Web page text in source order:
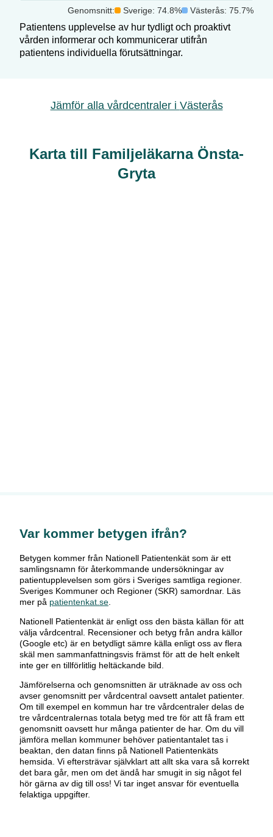
Genomsnitt: Sverige: 74.8% Västerås: 75.7%
Patientens upplevelse av hur tydligt och proaktivt
vården informerar och kommunicerar utifrån
patientens individuella förutsättningar.
Jämför alla vårdcentraler i Västerås
Karta till Familjeläkarna Önsta-
Gryta
Var kommer betygen ifrån?
Betygen kommer från Nationell Patientenkät som är ett
samlingsnamn för återkommande undersökningar av
patientupplevelsen som görs i Sveriges samtliga regioner.
Sveriges Kommuner och Regioner (SKR) samordnar. Läs
mer på patientenkat.se.
Nationell Patientenkät är enligt oss den bästa källan för att
välja vårdcentral. Recensioner och betyg från andra källor
(Google etc) är en betydligt sämre källa enligt oss av flera
skäl men sammanfattningsvis främst för att de helt enkelt
inte ger en tillförlitlig heltäckande bild.
Jämförelserna och genomsnitten är uträknade av oss och
avser genomsnitt per vårdcentral oavsett antalet patienter.
Om till exempel en kommun har tre vårdcentraler delas de
tre vårdcentralernas totala betyg med tre för att få fram ett
genomsnitt oavsett hur många patienter de har. Om du vill
jämföra mellan kommuner behöver patientantalet tas i
beaktan, den datan finns på Nationell Patientenkäts
hemsida. Vi eftersträvar självklart att allt ska vara så korrekt
det bara går, men om det ändå har smugit in sig något fel
hör gärna av dig till oss! Vi tar inget ansvar för eventuella
felaktiga uppgifter.